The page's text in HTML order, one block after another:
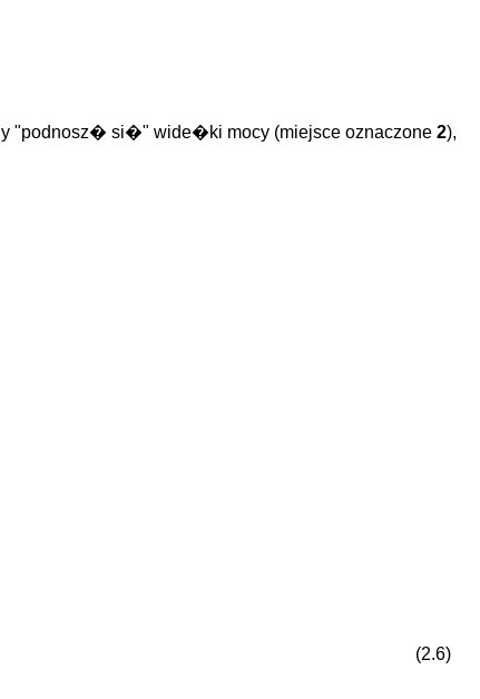
"podnosz� si�" wide�ki mocy (miejsce oznaczone 2),
(2.6)